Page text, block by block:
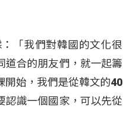
「我們對韓國的文化很
道合的朋友們，就一起籌
開始，我們是從韓文的40
認識一個國家，可以先從